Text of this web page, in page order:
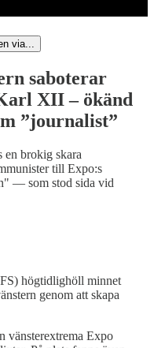
via...
saboterar
XII – ökänd
”journalist”
brokig skara
till Expo:s
— som stod sida vid
högtidlighöll minnet
genom att skapa
vänsterextrema Expo